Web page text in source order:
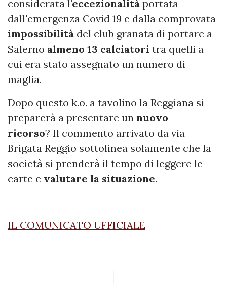
considerata l 'eccezionalità portata
dall'emergenza Covid 19 e dalla comprovata
impossibilità del club granata di portare a
Salerno almeno 13 calciatori tra quelli a
cui era stato assegnato un numero di
maglia.
Dopo questo k.o. a tavolino la Reggiana si
preparerà a presentare un nuovo
ricorso? Il commento arrivato da via
Brigata Reggio sottolinea solamente che la
società si prenderà il tempo di leggere le
carte e valutare la situazione.
IL COMUNICATO UFFICIALE